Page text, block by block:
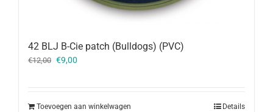
42 BLJ B-Cie patch (Bulldogs) (PVC)
€12,00 Oorspronkelijke
€9,00
Toevoegen aan winkelwagen Details